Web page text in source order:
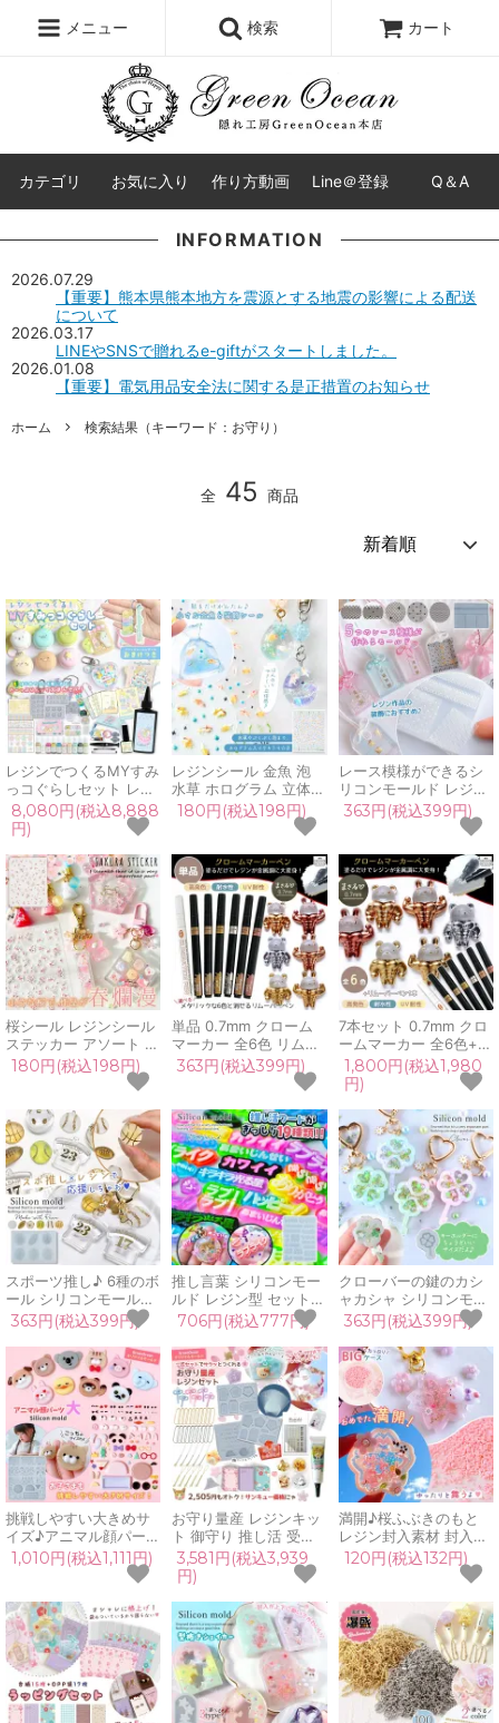
メニュー 検索 カート
カテゴリ お気に入り 作り方動画 Line＠登録 Q＆A
INFORMATION
2026.07.29
【重要】熊本県熊本地方を震源とする地震の影響による配送
について
2026.03.17
LINEやSNSで贈れるe-giftがスタートしました。
2026.01.08
【重要】電気用品安全法に関する是正措置のお知らせ
ホーム 検索結果（キーワード：お守り）
全 45 商品
レジンでつくるMYすみ
っコぐらしセット レジ
ンセット スターター キ
ット 説明書 作り方 初
心者 子供 女の子 小学
生 中学生 プレゼント
GreenOceanオリジナ
ル♪
8,080円(税込8,888
円)
レジンシール 金魚 泡
水草 ホログラム 立体感
装飾 キラキラ 夏 涼感
貼るだけ 簡単 涼し気
夏らしい 初心者 水面
封入パーツ ネイルシー
ル 透明 デコパーツ UV
レジン
180円(税込198円)
レース模様ができるシ
リコンモールド レジン
型 装飾レース デコパー
ツ 貼り付けパーツ 透け
感 UVレジン LEDレジ
ン 手芸 クラフト
363円(税込399円)
桜シール レジンシール
ステッカー アソート ミ
ックス サクラ 春 ピン
ク さくら サクラシール
レジンデコ 透明 デコパ
ーツ UVレジン クラフ
ト 小さめ 春素材 季節
モチーフ
180円(税込198円)
単品 0.7mm クローム
マーカー 全6色 リムー
バーペン バラ売り 中細
金 銀 メタリック クロ
ーム ミラー ペン 光沢
鏡面 ゴールド ブロンズ
シルバー クラフト
363円(税込399円)
7本セット 0.7mm クロ
ームマーカー 全6色+リ
ムーバーペン付 中細 金
銀 メタリックペン クロ
ームペン ミラー メッキ
光沢 鏡面 ゴールド ブ
ロンズ シルバー 塗装
クラフト
1,800円(税込1,980
円)
スポーツ推し♪ 6種のボ
ール シリコンモールド
バスケット 野球 テニス
サッカー ラグビー ゴル
フ ボール 推し活 スポ
ーツ 部活 応援 半球 カ
ボション UVレジン
363円(税込399円)
推し言葉 シリコンモー
ルド レジン型 セット
推し活 変な日本語 ワー
ド ユニーク モチーフ
デコパーツ キーホルダ
ー UVレジン LEDレジ
ン 手芸 クラフト
706円(税込777円)
クローバーの鍵のカシ
ャカシャ シリコンモー
ルド レジン型 シェイカ
ーモールド シャカシャ
カ リーフ 四つ葉のクロ
ーバー 幸運 お守り UV
レジン クラフト
363円(税込399円)
挑戦しやすい大きめサ
イズ♪アニマル顔パーツ
大 シリコンモールド レ
ジン型 組み合わせ無限
大 動物 アレンジ デコ
UVレジン 手芸 クラフ
ト GreenOceanオリジ
ナル♪
1,010円(税込1,111円)
お守り量産 レジンキッ
ト 御守り 推し活 受験
卒業 部活 必勝 記念 願
掛け 名札 組み紐 キッ
ズ 親子で 量産 初心者
シリコンモールド プレ
ゼント 手づくり UVレ
ジン
3,581円(税込3,939
円)
満開♪桜ふぶきのもと
レジン封入素材 封入パ
ーツ 桜色 桜の粉 さく
ら サクラ 桜吹雪 さく
ら吹雪 ピンク パウダー
フレーク 春 入学 卒業
合格 御守 お守り 素材
UVレジン クラフト
120円(税込132円)
シリコンモールド